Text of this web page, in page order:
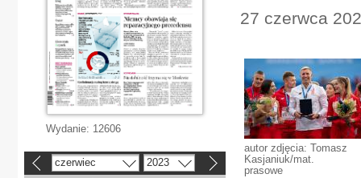
27 czerwca
autor zdjęcia: Tomasz
Kasjaniuk/mat.
prasowe
Wydanie: 12606
czerwiec 2023